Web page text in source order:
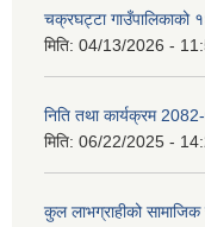
चक्रघट्टा
मिति: 04/13/2026 -
निति तथा कार्यक्रम
मिति: 06/22/2025 -
कुल लाभग्राहीको सामाजिक